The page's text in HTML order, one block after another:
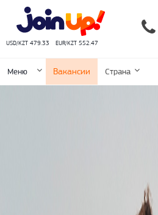
USD/KZT 479.33 EUR/KZT 552.47
Меню Вакансии Страна